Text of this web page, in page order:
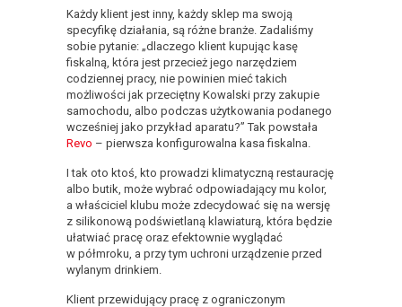
Każdy klient jest inny, każdy sklep ma swoją
specyfikę działania, są różne branże. Zadaliśmy
sobie pytanie: „dlaczego klient kupując kasę
fiskalną, która jest przecież jego narzędziem
codziennej pracy, nie powinien mieć takich
możliwości jak przeciętny Kowalski przy zakupie
samochodu, albo podczas użytkowania podanego
wcześniej jako przykład aparatu?” Tak powstała
Revo – pierwsza konfigurowalna kasa fiskalna.
I tak oto ktoś, kto prowadzi klimatyczną restaurację
albo butik, może wybrać odpowiadający mu kolor,
a właściciel klubu może zdecydować się na wersję
z silikonową podświetlaną klawiaturą, która będzie
ułatwiać pracę oraz efektownie wyglądać
w półmroku, a przy tym uchroni urządzenie przed
wylanym drinkiem.
Klient przewidujący pracę z ograniczonym